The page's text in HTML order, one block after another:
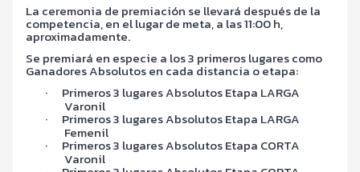
La ceremonia de premiación se llevará después de la
competencia, en el lugar de meta, a las 11:00 h,
aproximadamente.
Se premiará en especie a los 3 primeros lugares como
Ganadores Absolutos en cada distancia o etapa:
·
Primeros 3 lugares Absolutos Etapa LARGA
Varonil
· Primeros 3 lugares Absolutos Etapa LARGA
Femenil
· Primeros 3 lugares Absolutos Etapa CORTA
Varonil